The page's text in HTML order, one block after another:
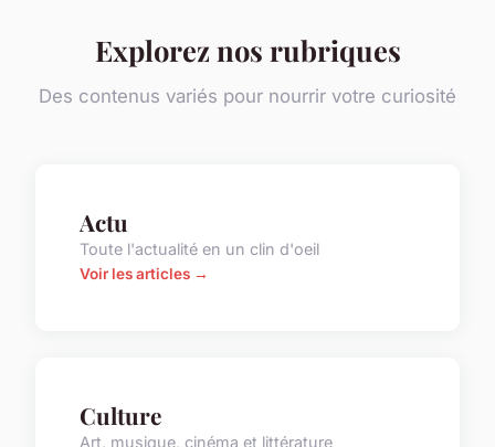
Explorez nos rubriques
Des contenus variés pour nourrir votre curiosité
Actu
Toute l'actualité en un clin d'oeil
Voir les articles →
Culture
Art, musique, cinéma et littérature